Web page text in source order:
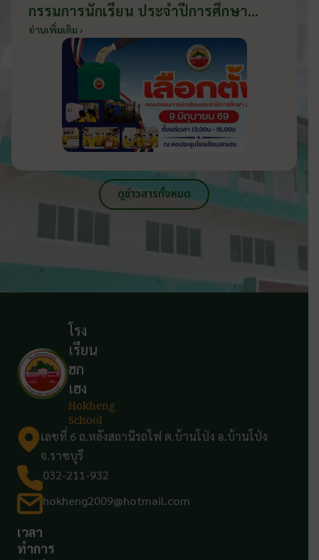
กรรมการนักเรียน ประจำปีการศึกษา
2569 ส่งเสริมประชาธิปไตยในโรงเรียน
วันที่ 9 มิถุนายน 2569
อ่านเพิ่มเติม ›
ดูข่าวสารทั้งหมด
โรง
เรียน
ฮก
เฮง
Hokheng
School
เลขที่ 6 ถ.หลังสถานีรถไฟ ต.บ้านโป่ง อ.บ้านโป่ง
จ.ราชบุรี
032-211-932
hokheng2009@hotmail.com
เวลา
ทำการ